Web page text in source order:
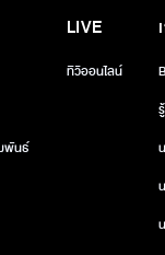
พันธ์
LIVE
ทีวีออนไลน์